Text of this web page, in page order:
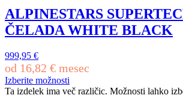
ALPINESTARS
ČELADA WHITE BLACK
999,95 €
od 16,82 € mesec
Izberite možnosti
Ta izdelek ima več različic. Možnosti lahko